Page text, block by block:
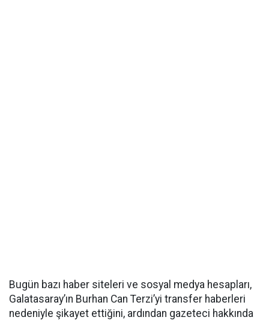
Bugün bazı haber siteleri ve sosyal medya hesapları,
Galatasaray’ın Burhan Can Terzi’yi transfer haberleri
nedeniyle şikayet ettiğini, ardından gazeteci hakkında